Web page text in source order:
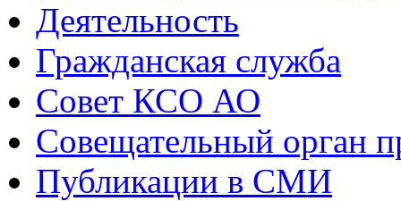
Деятельность
Гражданская служба
Совет КСО АО
Совещательный орган
Публикации в СМИ